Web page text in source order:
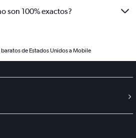
son 100% exactos?
baratos de Estados Unidos a Mobile